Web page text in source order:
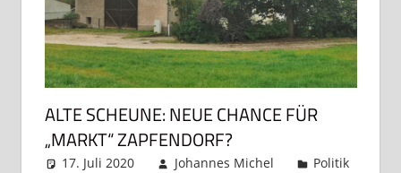
ALTE SCHEUNE: NEUE CHANCE FÜR
„MARKT“ ZAPFENDORF?
17. Juli 2020 Johannes Michel
Politik